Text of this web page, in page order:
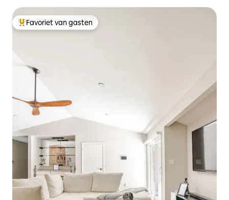
Topfavoriet van gasten
Favoriet van gasten